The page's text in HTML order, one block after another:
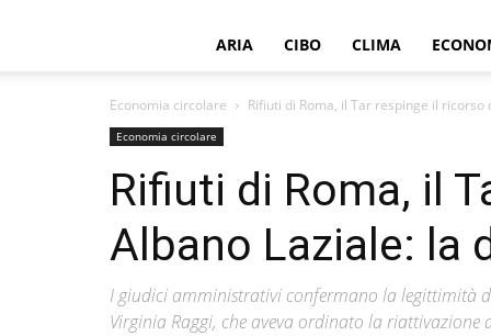
ARIA CIBO CLIMA
Economia circolare Rifiuti di Roma, il Tar respinge il ricorso
Economia circolare
Rifiuti di Roma, il
Albano Laziale: la
I giudici amministrativi confermano la legittimità
Virginia Raggi, che aveva ordinato la